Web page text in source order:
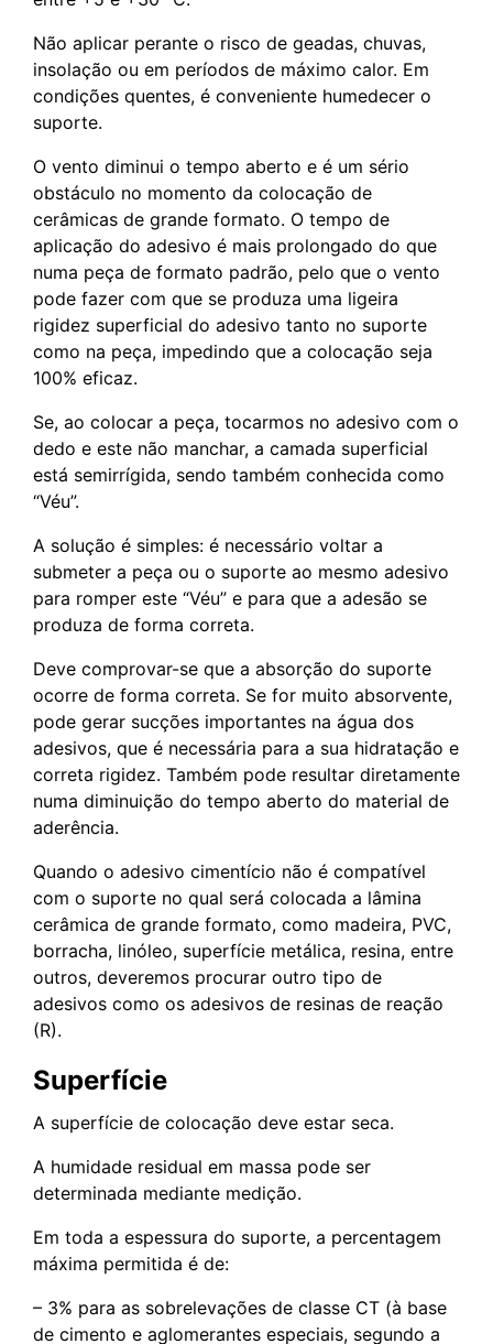
Não aplicar perante o risco de geadas, chuvas,
insolação ou em períodos de máximo calor. Em
condições quentes, é conveniente humedecer o
suporte.
O vento diminui o tempo aberto e é um sério
obstáculo no momento da colocação de
cerâmicas de grande formato. O tempo de
aplicação do adesivo é mais prolongado do que
numa peça de formato padrão, pelo que o vento
pode fazer com que se produza uma ligeira
rigidez superficial do adesivo tanto no suporte
como na peça, impedindo que a colocação seja
100% eficaz.
Se, ao colocar a peça, tocarmos no adesivo com o
dedo e este não manchar, a camada superficial
está semirrígida, sendo também conhecida como
“Véu”.
A solução é simples: é necessário voltar a
submeter a peça ou o suporte ao mesmo adesivo
para romper este “Véu” e para que a adesão se
produza de forma correta.
Deve comprovar-se que a absorção do suporte
ocorre de forma correta. Se for muito absorvente,
pode gerar sucções importantes na água dos
adesivos, que é necessária para a sua hidratação e
correta rigidez. Também pode resultar diretamente
numa diminuição do tempo aberto do material de
aderência.
Quando o adesivo cimentício não é compatível
com o suporte no qual será colocada a lâmina
cerâmica de grande formato, como madeira, PVC,
borracha, linóleo, superfície metálica, resina, entre
outros, deveremos procurar outro tipo de
adesivos como os adesivos de resinas de reação
(R).
Superfície
A superfície de colocação deve estar seca.
A humidade residual em massa pode ser
determinada mediante medição.
Em toda a espessura do suporte, a percentagem
máxima permitida é de:
– 3% para as sobrelevações de classe CT (à base
de cimento e aglomerantes especiais, segundo a